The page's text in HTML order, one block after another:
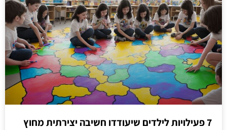
7 פעילויות לילדים שיעודדו חשיבה יצירתית מחוץ